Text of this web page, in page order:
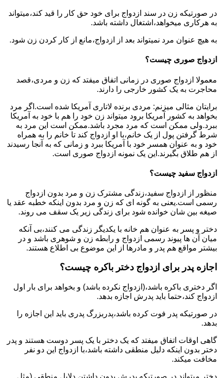
در صورتیکه زن در سند ازدواج برای خود حق کار را قید کند،میتواند
به هرکاری میخواهد،اشتغال داشته باشد.
به هیچ عنوان مرد نمیتواند بعد از ازدواج،مانع از کار کردن زن شود.
ازدواج صوری چیست؟
معمولا ازدواج صوری در زمانی اتفاق میفتد که زن و مردی،قصد
محاجرت به یک کشور خارجی را دارند.
برایتان مثالی میزنم: مردی برنده لاتاری آمریکا شده است.اگر مرد
بخواهد به کشور آمریکا برود میتواند زن خود را هم با خود به آمریکا
ببرد.ولی ممکن است که مرد مجرد باشد.ممکن است این مرد به
شرط گرفتن پول از یک خانم،با او ازدواج کند تا خانم را به همراه
خود و به عنوان همسر خود با آمریکا ببرد و زمانی که به آنجا رسیدند
از هم طلاق بگیرند.این یک نمونه ازدواج صوری است.
ازدواج سفید چیست؟
منظور از ازدواج سفید،زندگی مشترک زن و مرد بدون ازدواج
رسمی است.یعنی به گونه ای که زن و مرد بدون اینکه خطبه عقد یا
صیغه بین شان خوانده شود برای زندگی زیر یک سقف می روند.
دختر و پسر به عنوان هم خانه با یکدیگر زندگی می کنند،بی آنکه
میان آن ها پیوند رسمی ازدواج و رابطه زن و شوهری باشد و در
بیشتر مواقع هم پدر و مادرها از این موضوع بی اطلاع هستند.
اجازه پدر برای ازدواج دختر باکره چیست؟
اگر دختری باکره باشد،(ازدواج نکرده باشد) و بخواهد برای بار اول
ازدواج کند،حتما باید پدرش اجازه بدهد.
در صورتیکه پدر فوت کرده باشد،پدربزرگ پدری باید این اجازه را
بدهد.
گاهی اوقات اتفاق میفتد که یک دختر با یک پسر دوست هستند و پدر
دختر بدون اینکه دلیل منطقی داشته باشد،با ازدواج این دو نفر
مخافت میکند.
دختر میتواند در صورتیکه پدرش بدون داشتن دلایل منطقی (مثل